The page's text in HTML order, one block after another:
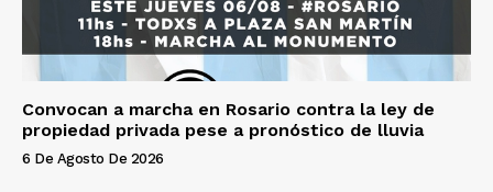
Convocan a marcha en Rosario contra la ley de
propiedad privada pese a pronóstico de lluvia
6 De Agosto De 2026